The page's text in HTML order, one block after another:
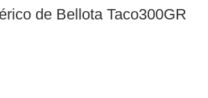
de Bellota Taco300GR